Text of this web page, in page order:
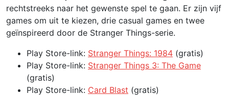
rechtstreeks naar het gewenste spel te gaan. Er zijn vijf
games om uit te kiezen, drie casual games en twee
geïnspireerd door de Stranger Things-serie.
Play Store-link: Stranger Things: 1984 (gratis)
Play Store-link: Stranger Things 3: The Game
(gratis)
Play Store-link: Card Blast (gratis)